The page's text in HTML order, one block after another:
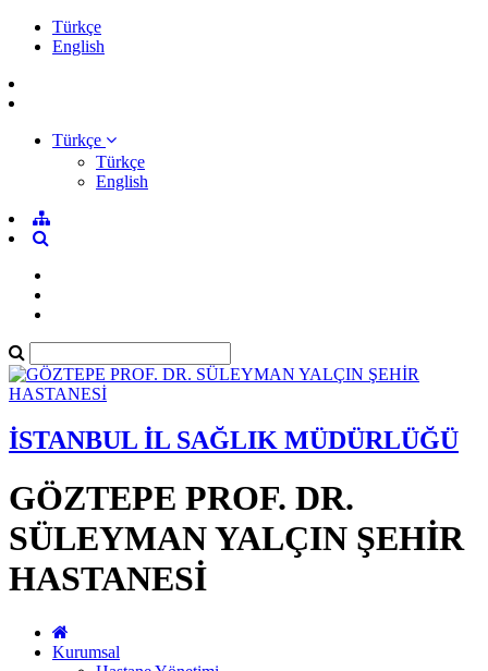
Türkçe
English
Türkçe
Türkçe
English
İSTANBUL İL SAĞLIK MÜDÜRLÜĞÜ
GÖZTEPE PROF. DR.
SÜLEYMAN YALÇIN ŞEHİR
HASTANESİ
Kurumsal